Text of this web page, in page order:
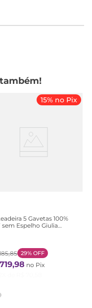
15% no Pix
5 Gavetas 100%
sem Espelho Giulia
,85 29% OFF
719,98 no Pix